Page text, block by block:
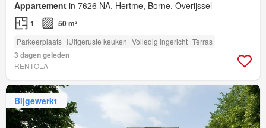
Appartement in 7626 NA, Hertme, Borne, Overijssel
1 50 m²
Parkeerplaats IUitgeruste keuken Volledig ingericht Terras
3 dagen geleden
RENTOLA
Bijgewerkt